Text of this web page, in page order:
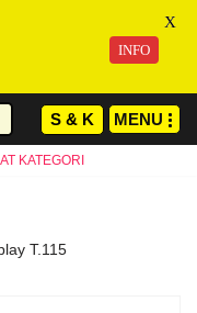
S & K MENU
KATEGORI
T.115
INFO
X